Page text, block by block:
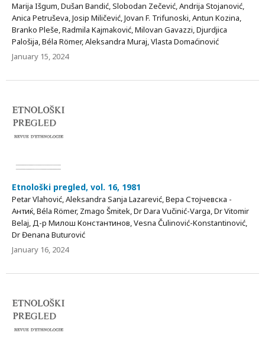
Marija Išgum, Dušan Bandić, Slobodan Zečević, Andrija Stojanović,
Anica Petruševa, Josip Miličević, Jovan F. Trifunoski, Antun Kozina,
Branko Pleše, Radmila Kajmaković, Milovan Gavazzi, Djurdjica
Palošija, Béla Römer, Aleksandra Muraj, Vlasta Domaćinović
January 15, 2024
Etnološki pregled, vol. 16, 1981
Petar Vlahović, Aleksandra Sanja Lazarević, Вера Стојчевска -
Антиќ, Béla Römer, Zmago Šmitek, Dr Dara Vučinić-Varga, Dr Vitomir
Belaj, Д-р Милош Константинов, Vesna Čulinović-Konstantinović,
Dr Đenana Buturović
January 16, 2024